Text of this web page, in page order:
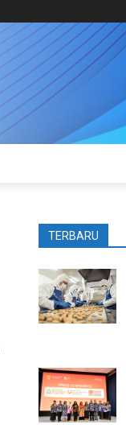
TERBARU